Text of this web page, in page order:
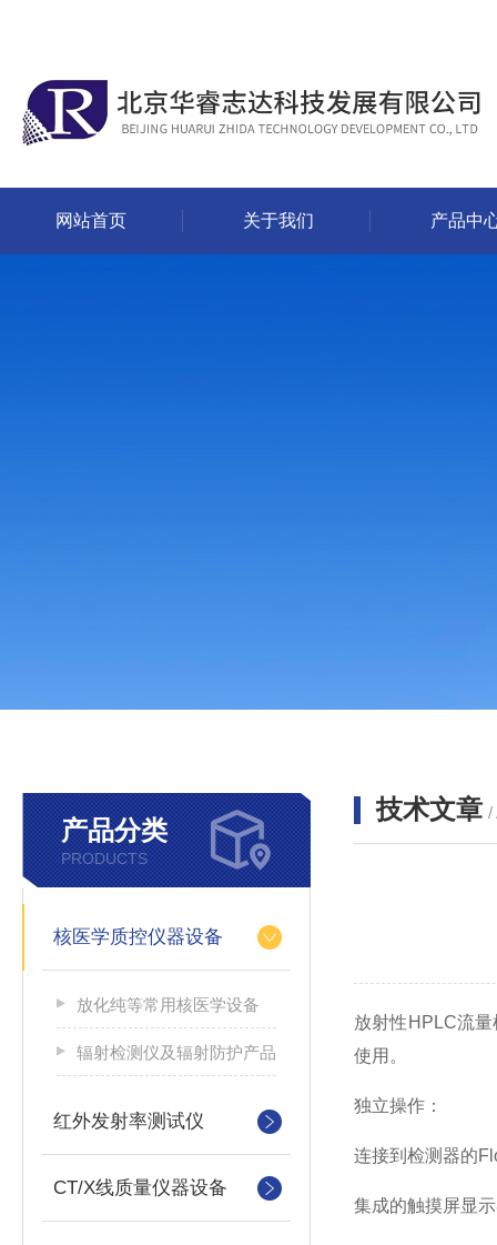
网站首页 关于我们 产品中
产品分类
PRODUCTS
核医学质控仪器设备
放化纯等常用核医学设备
辐射检测仪及辐射防护产品
红外发射率测试仪
CT/X线质量仪器设备
技术文章 /
放射性HPLC流
使用。
独立操作：
连接到检测器的
集成的触摸屏显